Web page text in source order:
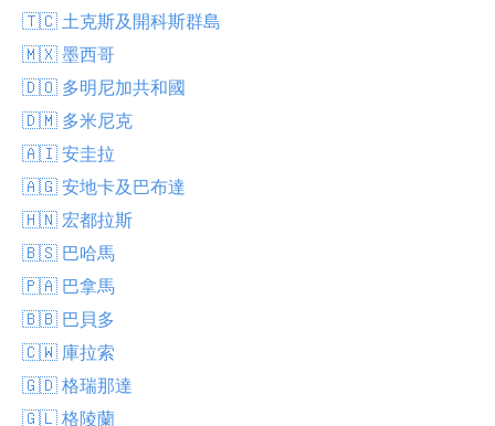
🇹🇨 土克斯及開科斯群島
🇲🇽 墨西哥
🇩🇴 多明尼加共和國
🇩🇲 多米尼克
🇦🇮 安圭拉
🇦🇬 安地卡及巴布達
🇭🇳 宏都拉斯
🇧🇸 巴哈馬
🇵🇦 巴拿馬
🇧🇧 巴貝多
🇨🇼 庫拉索
🇬🇩 格瑞那達
🇬🇱 格陵蘭